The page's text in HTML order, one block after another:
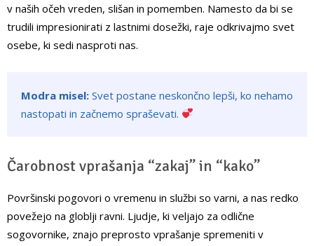
v naših očeh vreden, slišan in pomemben. Namesto da bi se
trudili impresionirati z lastnimi dosežki, raje odkrivajmo svet
osebe, ki sedi nasproti nas.
Modra misel: Svet postane neskončno lepši, ko nehamo
nastopati in začnemo spraševati.
Čarobnost vprašanja “zakaj” in “kako”
Površinski pogovori o vremenu in službi so varni, a nas redko
povežejo na globlji ravni. Ljudje, ki veljajo za odlične
sogovornike, znajo preprosto vprašanje spremeniti v